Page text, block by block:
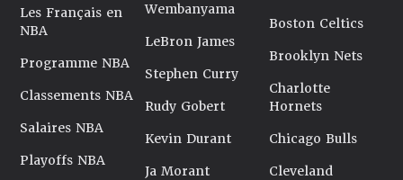
Les Français en
NBA
Programme NBA
Classements NBA
Salaires NBA
Playoffs NBA
Wembanyama
LeBron James
Stephen Curry
Rudy Gobert
Kevin Durant
Ja Morant
Boston Celtics
Brooklyn Nets
Charlotte
Hornets
Chicago Bulls
Cleveland